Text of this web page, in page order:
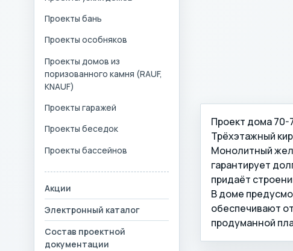
Проекты бань
Проекты особняков
Проекты домов из
поризованного камня (RAUF,
KNAUF)
Проекты гаражей
Проекты беседок
Проекты бассейнов
Акции
Электронный каталог
Состав проектной
документации
Проект дома 70-
Трёхэтажный
Монолитный
гарантирует
придаёт
В доме
обеспечивают
продуманной